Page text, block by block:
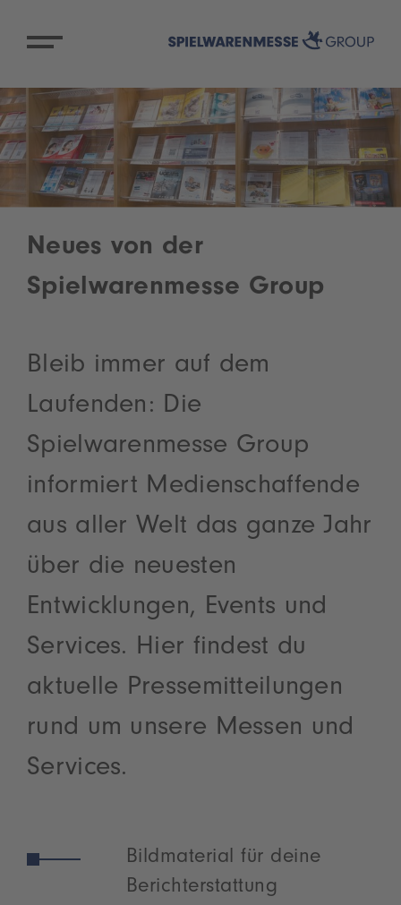
Neues von der
Spielwarenmesse Group
Bleib immer auf dem
Laufenden: Die
Spielwarenmesse Group
informiert Medienschaffende
aus aller Welt das ganze Jahr
über die neuesten
Entwicklungen, Events und
Services. Hier findest du
aktuelle Pressemitteilungen
rund um unsere Messen und
Services.
Bildmaterial für deine
Berichterstattung